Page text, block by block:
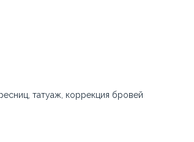
татуаж, коррекция бровей